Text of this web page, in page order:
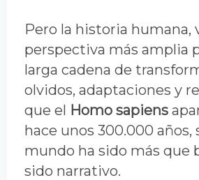
Pero la historia humana,
perspectiva más amplia
larga cadena de
olvidos, adaptaciones y
que el Homo sapiens
hace unos 300.000 años,
mundo ha sido más que
sido narrativo.